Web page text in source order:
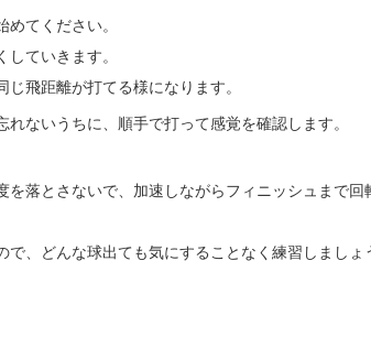
てください。
ていきます。
飛距離が打てる様になります。
ないうちに、順手で打って感覚を確認します。
落とさないで、加速しながらフィニッシュまで回
、どんな球出ても気にすることなく練習しましょ